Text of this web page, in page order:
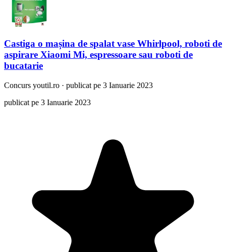
Castiga o mașina de spalat vase Whirlpool, roboti de
aspirare Xiaomi Mi, espressoare sau roboti de
bucatarie
Concurs youtil.ro · publicat pe 3 Ianuarie 2023
publicat pe 3 Ianuarie 2023